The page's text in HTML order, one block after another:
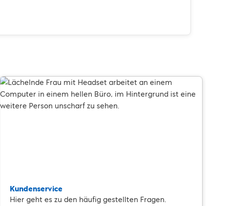
Kundenservice
Hier geht es zu den häufig gestellten Fragen.